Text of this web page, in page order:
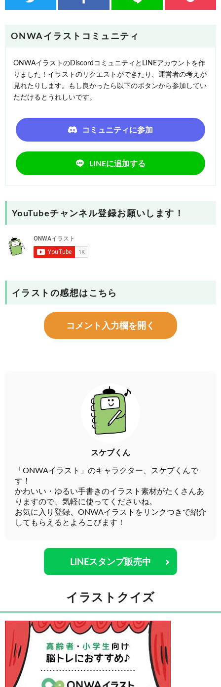
ONWAイラストコミュニティ
ONWAイラストのDiscordコミュニティとLINEアカウントを作
りました！イラストのリクエストができたり、運営者の考えが
見れたりします。もし良かったら以下のボタンから参加してい
ただけるとうれしいです。
コミュニティに参加
LINEに追加する
YouTubeチャンネル登録お願いします！
イラストの感想はこちら
コメント入力欄を開く
スケブくん
「ONWAイラスト」のキャラクター、スケブくんで
す！
かわいい・ゆるい手書きのイラスト素材がたくさんあ
りますので、気軽に使ってくださいね。
お気に入り登録、ONWAイラストをリンクつきで紹介
してもらえるとよろこびます！
LINEスタンプ販売中
イラストクイズ